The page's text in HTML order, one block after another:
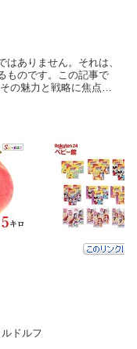
ありません。それは、
ものです。この記事で
の魅力と戦略に焦点を
ドルフ